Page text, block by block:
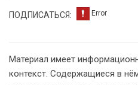
ПОДПИСАТЬСЯ:
Материал имеет
контекст. Содержащиеся в